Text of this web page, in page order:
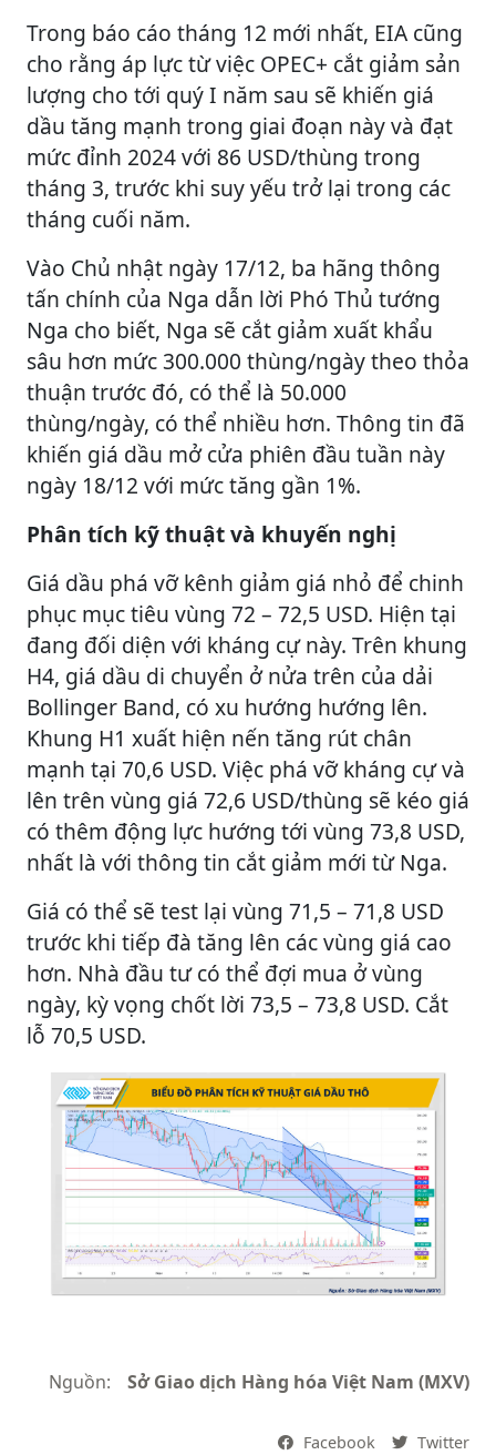
Trong báo cáo tháng 12 mới nhất, EIA cũng
cho rằng áp lực từ việc OPEC+ cắt giảm sản
lượng cho tới quý I năm sau sẽ khiến giá
dầu tăng mạnh trong giai đoạn này và đạt
mức đỉnh 2024 với 86 USD/thùng trong
tháng 3, trước khi suy yếu trở lại trong các
tháng cuối năm.
Vào Chủ nhật ngày 17/12, ba hãng thông
tấn chính của Nga dẫn lời Phó Thủ tướng
Nga cho biết, Nga sẽ cắt giảm xuất khẩu
sâu hơn mức 300.000 thùng/ngày theo thỏa
thuận trước đó, có thể là 50.000
thùng/ngày, có thể nhiều hơn. Thông tin đã
khiến giá dầu mở cửa phiên đầu tuần này
ngày 18/12 với mức tăng gần 1%.
Phân tích kỹ thuật và khuyến nghị
Giá dầu phá vỡ kênh giảm giá nhỏ để chinh
phục mục tiêu vùng 72 – 72,5 USD. Hiện tại
đang đối diện với kháng cự này. Trên khung
H4, giá dầu di chuyển ở nửa trên của dải
Bollinger Band, có xu hướng hướng lên.
Khung H1 xuất hiện nến tăng rút chân
mạnh tại 70,6 USD. Việc phá vỡ kháng cự và
lên trên vùng giá 72,6 USD/thùng sẽ kéo giá
có thêm động lực hướng tới vùng 73,8 USD,
nhất là với thông tin cắt giảm mới từ Nga.
Giá có thể sẽ test lại vùng 71,5 – 71,8 USD
trước khi tiếp đà tăng lên các vùng giá cao
hơn. Nhà đầu tư có thể đợi mua ở vùng
ngày, kỳ vọng chốt lời 73,5 – 73,8 USD. Cắt
lỗ 70,5 USD.
Nguồn: Sở Giao dịch Hàng hóa Việt Nam (MXV)
Facebook Twitter